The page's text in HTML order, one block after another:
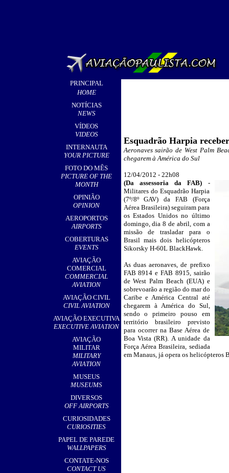
PRINCIPAL
HOME
NOTÍCIAS
NEWS
VÍDEOS
VIDEOS
INTERNAUTA
YOUR PICTURE
FOTO DO MÊS
PICTURE OF THE
MONTH
OPINIÃO
OPINION
AEROPORTOS
AIRPORTS
,
COBERTURAS
EVENTS
AVIAÇÃO
COMERCIAL
COMMERCIAL
AVIATION
AVIAÇÃO CIVIL
CIVIL AVIATION
AVIAÇÃO EXECUTIVA
EXECUTIVE AVIATION
AVIAÇÃO
MILITAR
MILITARY
AVIATION
MUSEUS
MUSEUMS
DIVERSOS
OFF AIRPORTS
CURIOSIDADES
CURIOSITIES
PAPEL DE PAREDE
WALLPAPERS
CONTATE-NOS
CONTACT US
Esquadrão Harpia
Aeronaves sairão de West Palm
chegarem à América do Sul
12/04/2012 - 22h08
(Da assessoria daFAB)
-
Militares do Esquadrão Harpia
(7º/8º GAV) da FAB (Força
Aérea Brasileira) seguiram para
os Estados Unidos no último
domingo, dia 8 de abril, com a
missão de trasladar para o
Brasil mais dois helicópteros
Sikorsky H-60L BlackHawk.
As duas aeronaves, de prefixo
FAB 8914 e FAB 8915, sairão
de West Palm Beach (EUA) e
sobrevoarão a região do mar do
Caribe e América Central até
chegarem à América do Sul,
sendo o primeiro pouso em
território brasileiro previsto
para ocorrer na Base Aérea de
Boa Vista (RR). A unidade da
Força Aérea Brasileira, sediada
em Manaus, já opera os helicópteros